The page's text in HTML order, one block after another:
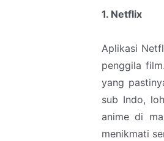
1. Netflix
Aplikasi
penggila
yang
sub Indo,
anime di
menikmati